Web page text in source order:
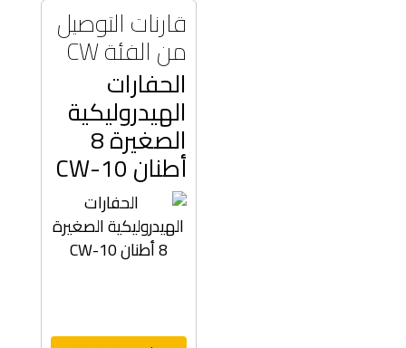
قارنات التوصيل
من الفئة CW
الحفارات
الهيدروليكية
الصغيرة 8
أطنان CW-10